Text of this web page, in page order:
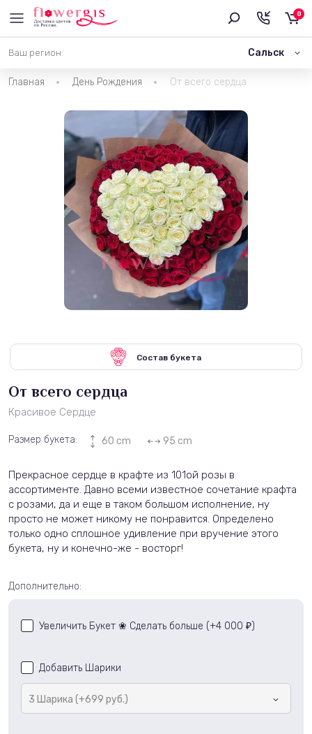
Ваш регион: Сальск
0
Главная День Рождения От всего сердца
Состав букета
От всего сердца
Красивое Сердце
Размер букета: 60 cm 95 cm
Прекрасное сердце в крафте из 101ой розы в
ассортименте. Давно всеми известное сочетание крафта
с розами, да и еще в таком большом исполнение, ну
просто не может никому не понравится. Определено
только одно сплошное удивление при вручение этого
букета, ну и конечно-же - восторг!
Дополнительно:
Увеличить Букет ❀ Сделать больше (+4 000 ₽ )
Добавить Шарики
3 Шарика (+699 руб.)